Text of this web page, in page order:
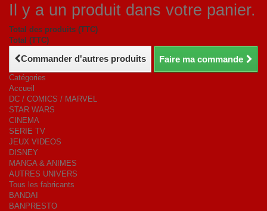
Il y a un produit dans votre panier.
Total des produits (TTC)
Total (TTC)
Commander d'autres produits Faire ma commande
Catégories
Accueil
DC / COMICS / MARVEL
STAR WARS
CINEMA
SERIE TV
JEUX VIDEOS
DISNEY
MANGA & ANIMES
AUTRES UNIVERS
Tous les fabricants
BANDAI
BANPRESTO